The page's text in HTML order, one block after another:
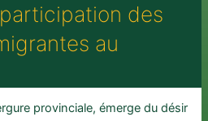
des
au
provinciale, émerge du désir